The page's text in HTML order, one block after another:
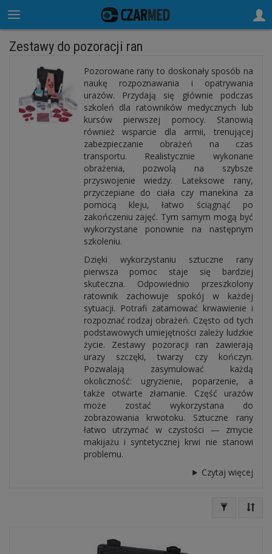
Zestawy do pozoracji ran
Pozorowane rany to doskonały sposób na
naukę rozpoznawania i opatrywania
urazów. Przydają się głównie podczas
szkoleń dla ratowników medycznych lub
kursów pierwszej pomocy. Stanowią
również wsparcie dla armii, trenującej
zabezpieczanie obrażeń na czas
transportu. Realistycznie wykonane
obrażenia, pozwolą na szybsze
przyswojenie wiedzy. Lateksowe rany,
przyczepiane do ciała czy manekina za
pomocą kleju, łatwo ściągnąć po
zakończeniu zajęć. Tym samym mogą być
wykorzystane ponownie na następnym
szkoleniu.
Dzięki wykorzystaniu sztuczne rany
pierwsza pomoc staje się bardziej
skuteczna. Odpowiednio przeszkolony
ratownik zachowuje spokój w każdej
sytuacji. Potrafi zatamować krwawienie i
rozpoznać rodzaj obrażeń. Często od tych
podstawowych umiejętności zależy ludzkie
życie. Zestawy pozoracji ran zawierają
urazy szczęki, twarzy czy kończyn.
Pozwalają zasymulować każdą
okoliczność: ugryzienie, poparzenie, a
także otwarte złamanie. Część urazów
może zostać wykorzystana do
zobrazowania krwotoku. Sztuczne rany
łatwo utrzymać w czystości — zmycie
makijażu i syntetycznej krwi nie stanowi
problemu.
Czytaj więcej